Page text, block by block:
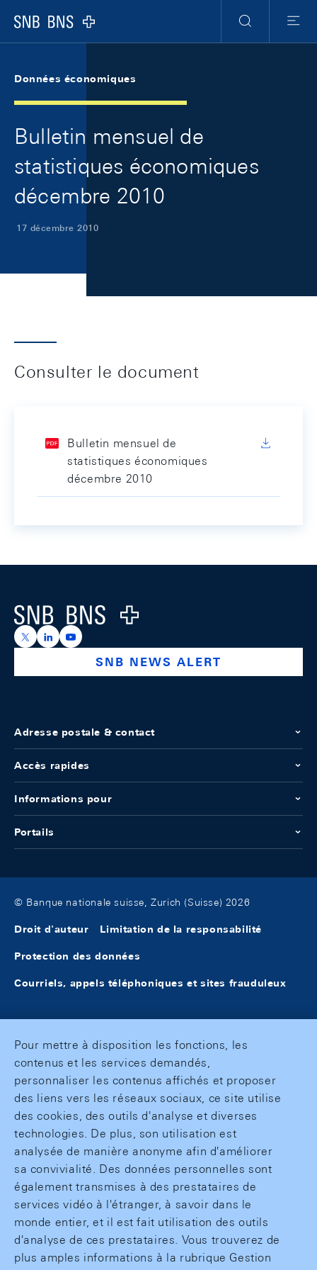
Logo
RechercheMenu
Données économiques
Bulletin mensuel de
statistiques économiques
décembre 2010
17 décembre 2010
Consulter le document
Bulletin mensuel de
statistiques économiques
décembre 2010
Logo
https://x.com/snb_bns
https://ch.linkedin.com/company/swiss-national-
https://www.youtube.com/@swissnationalbank
SNB NEWS ALERT
Adresse postale & contact
Accès rapides
Informations pour
Portails
© Banque nationale suisse, Zurich (Suisse) 2026
Droit d'auteur Limitation de la responsabilité
Protection des données
Courriels, appels téléphoniques et sites frauduleux
Pour mettre à disposition les fonctions, les
contenus et les services demandés,
personnaliser les contenus affichés et proposer
des liens vers les réseaux sociaux, ce site utilise
des cookies, des outils d'analyse et diverses
technologies. De plus, son utilisation est
analysée de manière anonyme afin d'améliorer
sa convivialité. Des données personnelles sont
également transmises à des prestataires de
services vidéo à l'étranger, à savoir dans le
monde entier, et il est fait utilisation des outils
d'analyse de ces prestataires. Vous trouverez de
plus amples informations à la rubrique Gestion